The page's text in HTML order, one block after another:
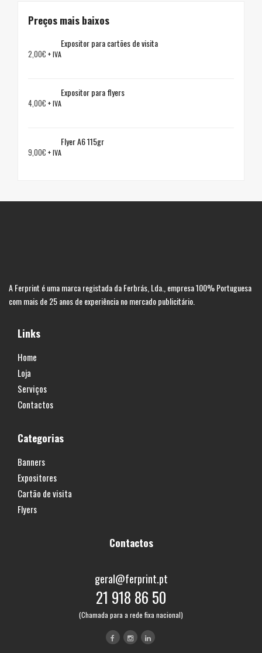
Preços mais baixos
Expositor para cartões de visita
2,00€ + IVA
Expositor para flyers
4,00€ + IVA
Flyer A6 115gr
9,00€ + IVA
A Ferprint é uma marca registada da Ferbrás, Lda., empresa 100% Portuguesa
com mais de 25 anos de experiência no mercado publicitário.
Links
Home
Loja
Serviços
Contactos
Categorias
Banners
Expositores
Cartão de visita
Flyers
Contactos
geral@ferprint.pt
21 918 86 50
(Chamada para a rede fixa nacional)